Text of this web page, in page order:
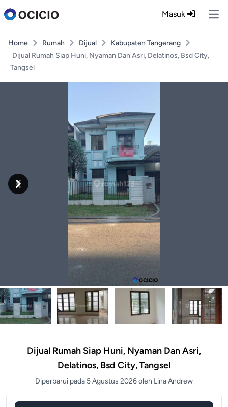
Masuk
Home Rumah Dijual
Kabupaten Tangerang
Dijual Rumah Siap Huni, Nyaman Dan Asri, Delatinos, Bsd City,
Tangsel
Previous
Next
Dijual Rumah Siap Huni, Nyaman Dan Asri,
Delatinos, Bsd City, Tangsel
Diperbarui pada 5 Agustus 2026 oleh Lina Andrew